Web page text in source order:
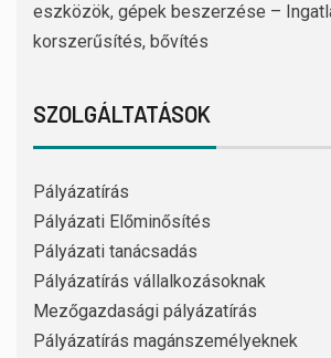
eszközök, gépek beszerzése –
korszerűsítés, bővítés
SZOLGÁLTATÁSOK
Pályázatírás
Pályázati Előminősítés
Pályázati tanácsadás
Pályázatírás vállalkozásoknak
Mezőgazdasági pályázatírás
Pályázatírás magánszemélyeknek